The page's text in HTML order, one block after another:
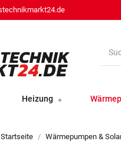
Heizung
Startseite Wärmepumpen &